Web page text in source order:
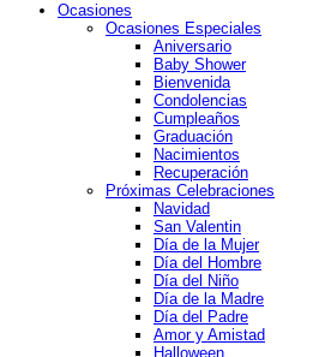
Ocasiones
Ocasiones Especiales
Aniversario
Baby Shower
Bienvenida
Condolencias
Cumpleaños
Graduación
Nacimientos
Recuperación
Próximas Celebraciones
Navidad
San Valentin
Día de la Mujer
Día del Hombre
Día del Niño
Día de la Madre
Día del Padre
Amor y Amistad
Halloween